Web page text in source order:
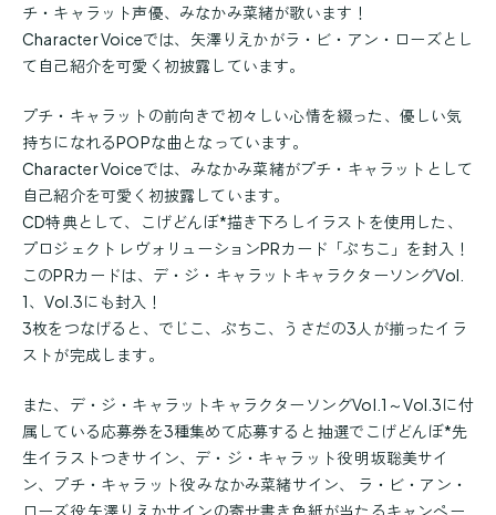
チ・キャラット声優、みなかみ菜緒が歌います！
Character Voiceでは、矢澤りえかがラ・ビ・アン・ローズとし
て自己紹介を可愛く初披露しています。
プチ・キャラットの前向きで初々しい心情を綴った、優しい気
持ちになれるPOPな曲となっています。
Character Voiceでは、みなかみ菜緒がプチ・キャラットとして
自己紹介を可愛く初披露しています。
CD特典として、こげどんぼ*描き下ろしイラストを使用した、
プロジェクト レヴォリューションPRカード「ぷちこ」を封入！
このPRカードは、デ・ジ・キャラットキャラクターソングVol.
1、Vol.3にも封入！
3枚をつなげると、でじこ、ぷちこ、うさだの3人が揃ったイラ
ストが完成します。
また、デ・ジ・キャラットキャラクターソングVol.1～Vol.3に付
属している応募券を3種集めて応募すると 抽選でこげどんぼ*先
生イラストつきサイン、デ・ジ・キャラット役 明坂聡美サイ
ン、プチ・キャラット役 みなかみ菜緒サイン、 ラ・ビ・アン・
ローズ役 矢澤りえかサインの寄せ書き色紙が当たるキャンペー